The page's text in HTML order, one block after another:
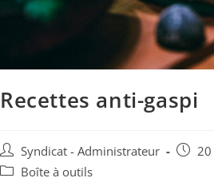
Recettes anti-gaspi
Auteur/autrice
de
Syndicat - Administrateur
Post Boîte à outils